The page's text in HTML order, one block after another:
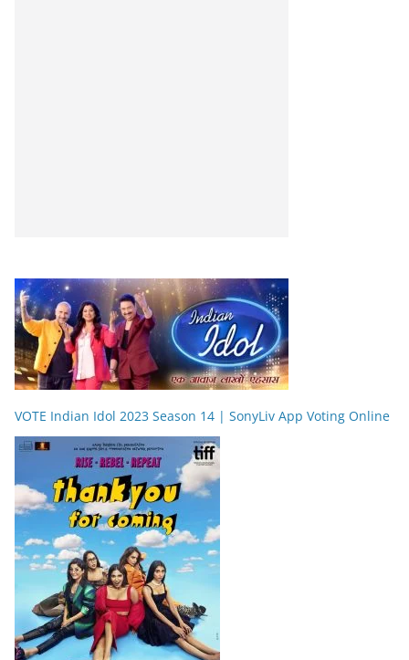
VOTE Indian Idol 2023 Season 14 | SonyLiv App Voting Online